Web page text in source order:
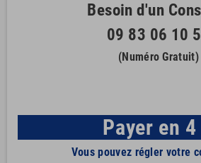
Besoin d'un
09 83 06 10
(Numéro Gratuit)
Payer en 4
Vous pouvez régler votre